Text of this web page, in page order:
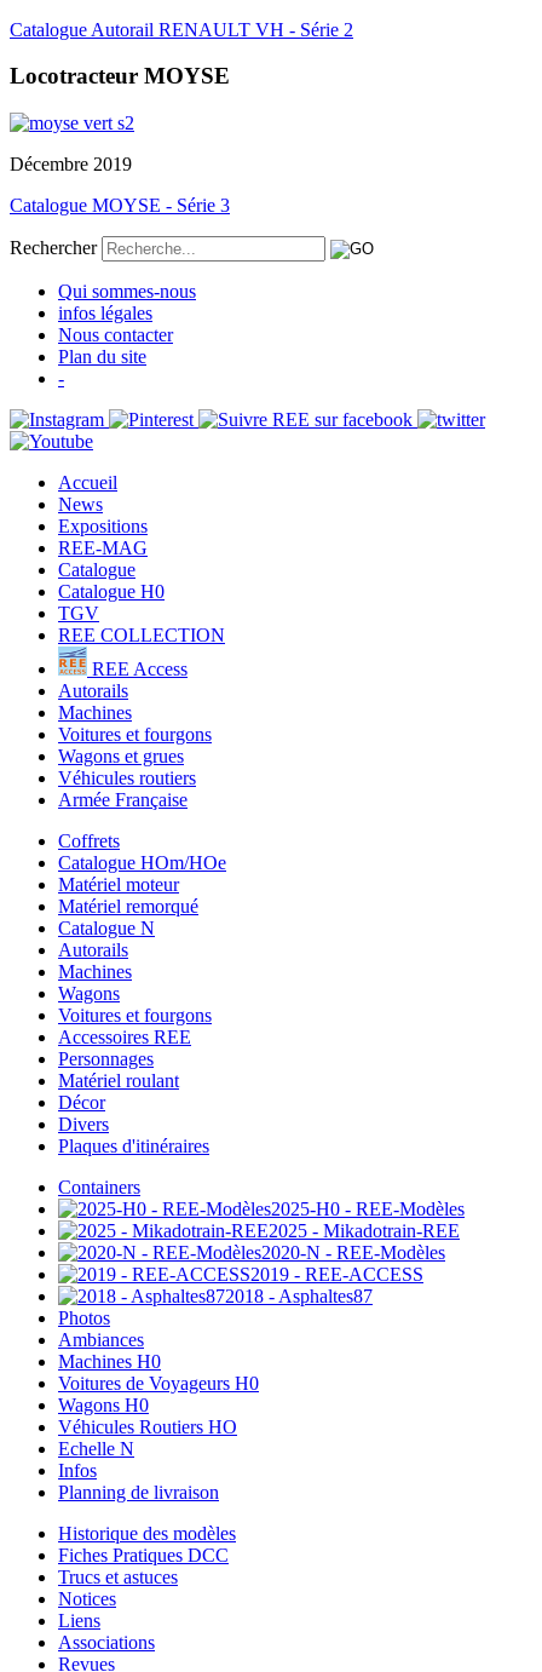
Catalogue Autorail RENAULT VH - Série 2
Locotracteur MOYSE
Décembre 2019
Catalogue MOYSE - Série 3
Rechercher
Qui sommes-nous
infos légales
Nous contacter
Plan du site
-
Accueil
News
Expositions
REE-MAG
Catalogue
Catalogue H0
TGV
REE COLLECTION
REE Access
Autorails
Machines
Voitures et fourgons
Wagons et grues
Véhicules routiers
Armée Française
Coffrets
Catalogue HOm/HOe
Matériel moteur
Matériel remorqué
Catalogue N
Autorails
Machines
Wagons
Voitures et fourgons
Accessoires REE
Personnages
Matériel roulant
Décor
Divers
Plaques d'itinéraires
Containers
2025-H0 - REE-Modèles
2025 - Mikadotrain-REE
2020-N - REE-Modèles
2019 - REE-ACCESS
2018 - Asphaltes87
Photos
Ambiances
Machines H0
Voitures de Voyageurs H0
Wagons H0
Véhicules Routiers HO
Echelle N
Infos
Planning de livraison
Historique des modèles
Fiches Pratiques DCC
Trucs et astuces
Notices
Liens
Associations
Revues